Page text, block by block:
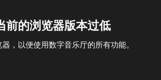
前的浏览器版本过低
，以便使用数字音乐厅的所有功能。